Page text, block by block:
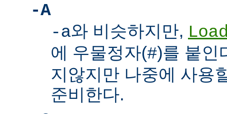
-A
-a와 비슷하지만,
에 우물정자(#)를 붙인
지않지만 나중에 사용
준비한다.